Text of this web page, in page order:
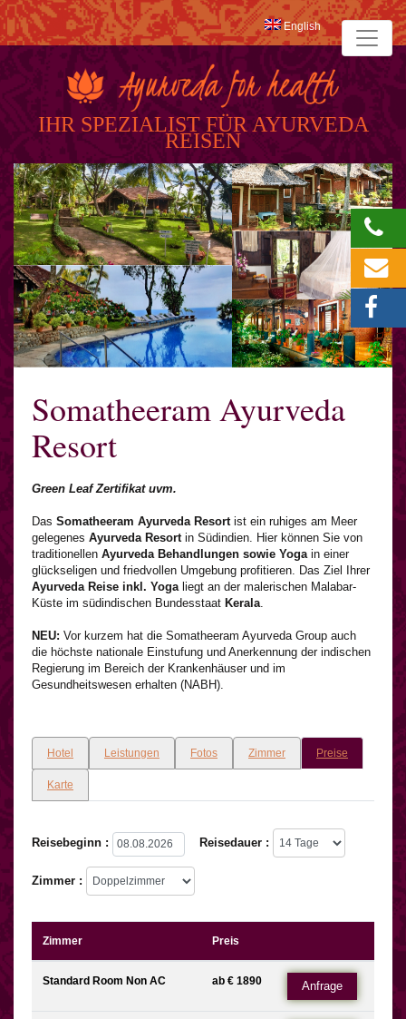
IHR SPEZIALIST FÜR AYURVEDA
REISEN
English
Somatheeram Ayurveda
Resort
Green Leaf Zertifikat uvm.
Das Somatheeram Ayurveda Resortist ein ruhiges am Meer
gelegenes Ayurveda Resortin Südindien. Hier können Sie von
traditionellen Ayurveda Behandlungen sowie Yogain einer
glückseligen und friedvollen Umgebung profitieren. Das Ziel Ihrer
Ayurveda Reise inkl. Yogaliegt an der malerischen Malabar-
Küste im südindischen Bundesstaat Kerala.
NEU: Vor kurzem hat die Somatheeram Ayurveda Group auch
die höchste nationale Einstufung und Anerkennung der indischen
Regierung im Bereich der Krankenhäuser und im
Gesundheitswesen erhalten (NABH).
Hotel Leistungen Fotos Zimmer Preise
Karte
Reisebeginn : Reisedauer :
Zimmer :
Zimmer Preis
Standard Room Non AC ab € 1890 Anfrage